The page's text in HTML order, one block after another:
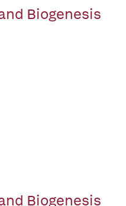
Biogenesis
Biogenesis